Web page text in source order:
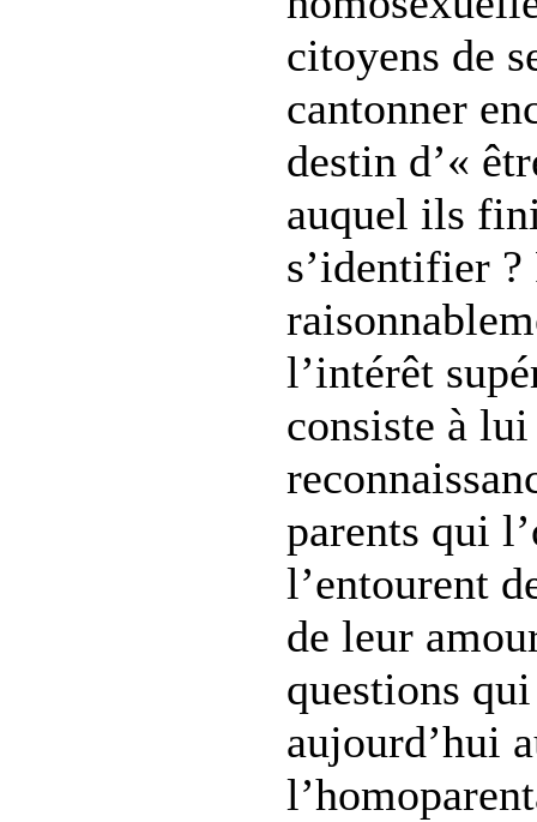
citoyens de
cantonner
destin d’«
auquel ils
s’identifier ?
l’intérêt
consiste à
parents qui
l’entourent
de leur
questions
aujourd’hui